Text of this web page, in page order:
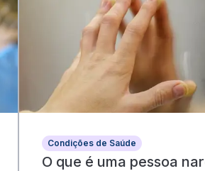
Condições de Saúde
O que é uma pessoa